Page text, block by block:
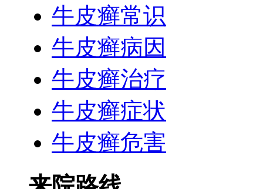
牛皮癣常识
牛皮癣病因
牛皮癣治疗
牛皮癣症状
牛皮癣危害